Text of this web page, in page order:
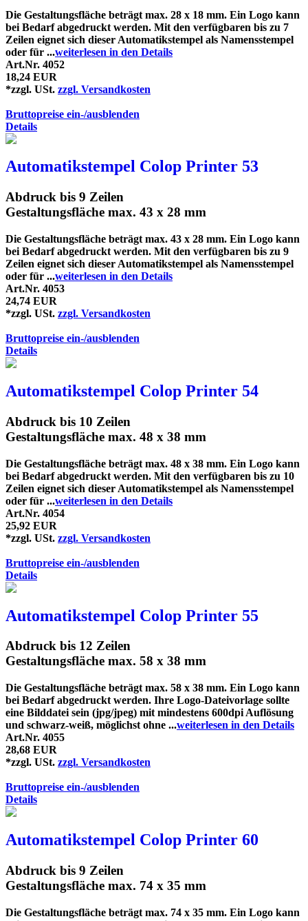
Die Gestaltungsfläche beträgt max. 28 x 18 mm. Ein Logo kann
bei Bedarf abgedruckt werden. Mit den verfügbaren bis zu 7
Zeilen eignet sich dieser Automatikstempel als Namensstempel
oder für ...weiterlesen in den Details
Art.Nr. 4052
18,24 EUR
*zzgl. USt. zzgl. Versandkosten
Bruttopreise ein-/ausblenden
Details
Automatikstempel Colop Printer 53
Abdruck bis 9 Zeilen
Gestaltungsfläche max. 43 x 28 mm
Die Gestaltungsfläche beträgt max. 43 x 28 mm. Ein Logo kann
bei Bedarf abgedruckt werden. Mit den verfügbaren bis zu 9
Zeilen eignet sich dieser Automatikstempel als Namensstempel
oder für ...weiterlesen in den Details
Art.Nr. 4053
24,74 EUR
*zzgl. USt. zzgl. Versandkosten
Bruttopreise ein-/ausblenden
Details
Automatikstempel Colop Printer 54
Abdruck bis 10 Zeilen
Gestaltungsfläche max. 48 x 38 mm
Die Gestaltungsfläche beträgt max. 48 x 38 mm. Ein Logo kann
bei Bedarf abgedruckt werden. Mit den verfügbaren bis zu 10
Zeilen eignet sich dieser Automatikstempel als Namensstempel
oder für ...weiterlesen in den Details
Art.Nr. 4054
25,92 EUR
*zzgl. USt. zzgl. Versandkosten
Bruttopreise ein-/ausblenden
Details
Automatikstempel Colop Printer 55
Abdruck bis 12 Zeilen
Gestaltungsfläche max. 58 x 38 mm
Die Gestaltungsfläche beträgt max. 58 x 38 mm. Ein Logo kann
bei Bedarf abgedruckt werden. Ihre Logo-Dateivorlage sollte
eine Bilddatei sein (jpg/jpeg) mit mindestens 600dpi Auflösung
und schwarz-weiß, möglichst ohne ...weiterlesen in den Details
Art.Nr. 4055
28,68 EUR
*zzgl. USt. zzgl. Versandkosten
Bruttopreise ein-/ausblenden
Details
Automatikstempel Colop Printer 60
Abdruck bis 9 Zeilen
Gestaltungsfläche max. 74 x 35 mm
Die Gestaltungsfläche beträgt max. 74 x 35 mm. Ein Logo kann